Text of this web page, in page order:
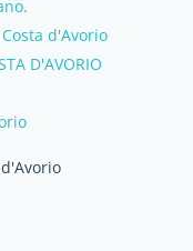
d'Avorio
D'AVORIO